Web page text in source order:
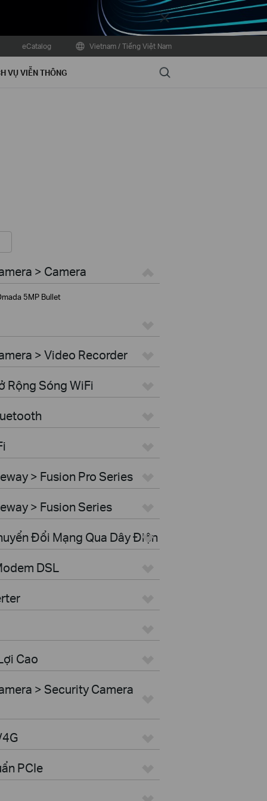
Close
eCatalog Vietnam / Tiếng Việt Nam
VỤ VIỄN THÔNG Search
> Camera
5MP Bullet
> Video Recorder
Rộng Sóng WiFi
> Fusion Pro Series
> Fusion Series
Đổi Mạng Qua Dây Điện
DSL
Cao
> Security Camera
PCIe